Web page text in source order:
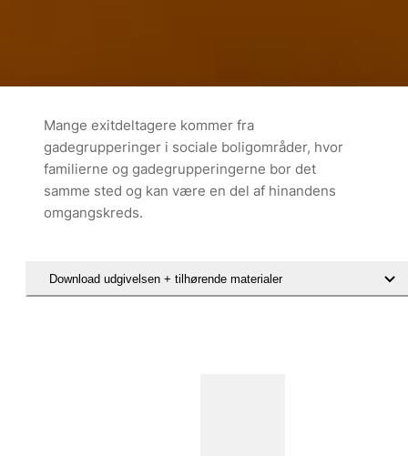
Mange exitdeltagere kommer fra
gadegrupperinger i sociale boligområder, hvor
familierne og gadegrupperingerne bor det
samme sted og kan være en del af hinandens
omgangskreds.
Download udgivelsen + tilhørende materialer
Læs den videnskabelige artikel